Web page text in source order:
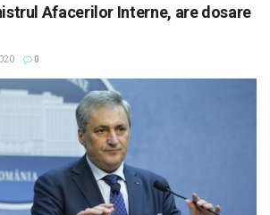
Afacerilor Interne, are dosare
0